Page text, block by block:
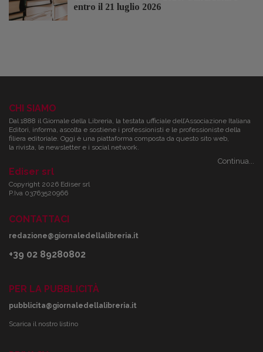
entro il 21 luglio 2026
CHI SIAMO
Dal 1888 il Giornale della Libreria, la testata ufficiale dell’Associazione Italiana
Editori, informa, ascolta e sostiene i professionisti e le professioniste della
filiera editoriale. Oggi è una piattaforma composta da questo sito web,
la rivista, le newsletter e i social network.
Continua...
Ediser srl
Copyright 2026 Ediser srl
P.Iva 03763520966
CONTATTACI
redazione@giornaledellalibreria.it
+39 02 89280802
PER LA PUBBLICITÀ
pubblicita@giornaledellalibreria.it
Scarica il nostro listino